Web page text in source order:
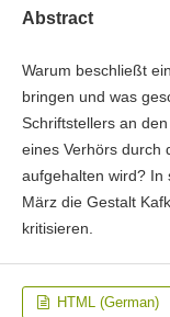
Abstract
Warum beschließt
bringen und was
Schriftstellers an
eines Verhörs durch
aufgehal­ten wird? In
März die Gestalt
kritisieren.
HTML (German)